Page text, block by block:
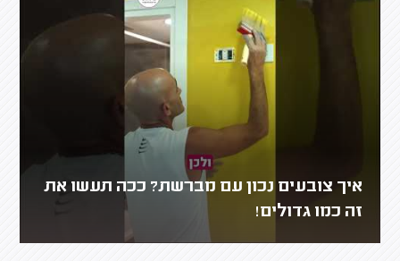
איך צובעים נכון עם מברשת? ככה תעשו את
זה כמו גדולים!